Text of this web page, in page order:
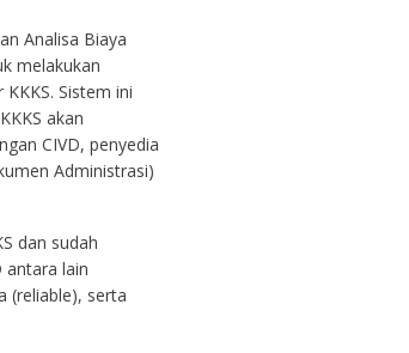
Analisa Biaya
melakukan
Sistem ini
akan
CIVD, penyedia
Administrasi)
dan sudah
antara lain
(reliable), serta